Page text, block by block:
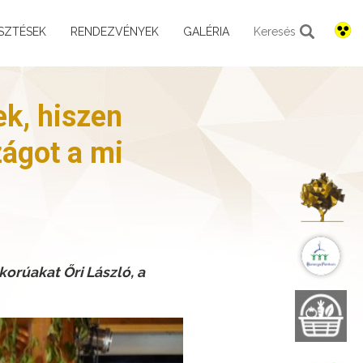
RENDEZVÉNYEK GALÉRIA Keresés
hiszen
a mi
Őri László, a